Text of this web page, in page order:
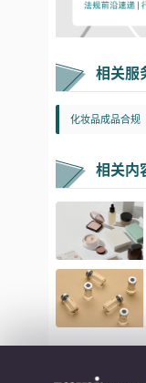
相关服
化妆品成品合规
相关内